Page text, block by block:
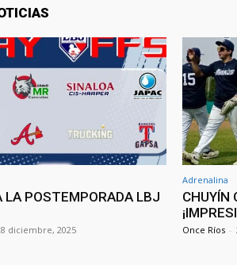
LA POSTEMPORADA LBJ
diciembre, 2025
Adrenalina
CHUYÍN
Once Ríos -